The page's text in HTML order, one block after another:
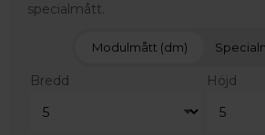
specialmått.
Modulmått (dm)
Bredd Höjd